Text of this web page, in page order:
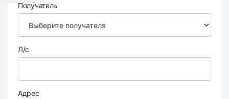
Получатель
Л/с
Адрес